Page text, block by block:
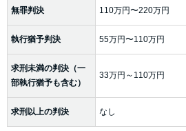
無罪判決 110万円〜220万円
執行猶予判決 55万円〜110万円
求刑未満の判決（一
部執行猶予も含む）
33万円～110万円
求刑以上の判決 なし